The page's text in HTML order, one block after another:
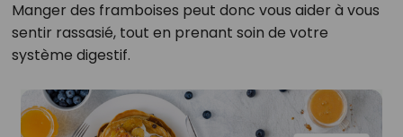
Manger des framboises peut donc vous aider à vous
sentir rassasié, tout en prenant soin de votre
système digestif.